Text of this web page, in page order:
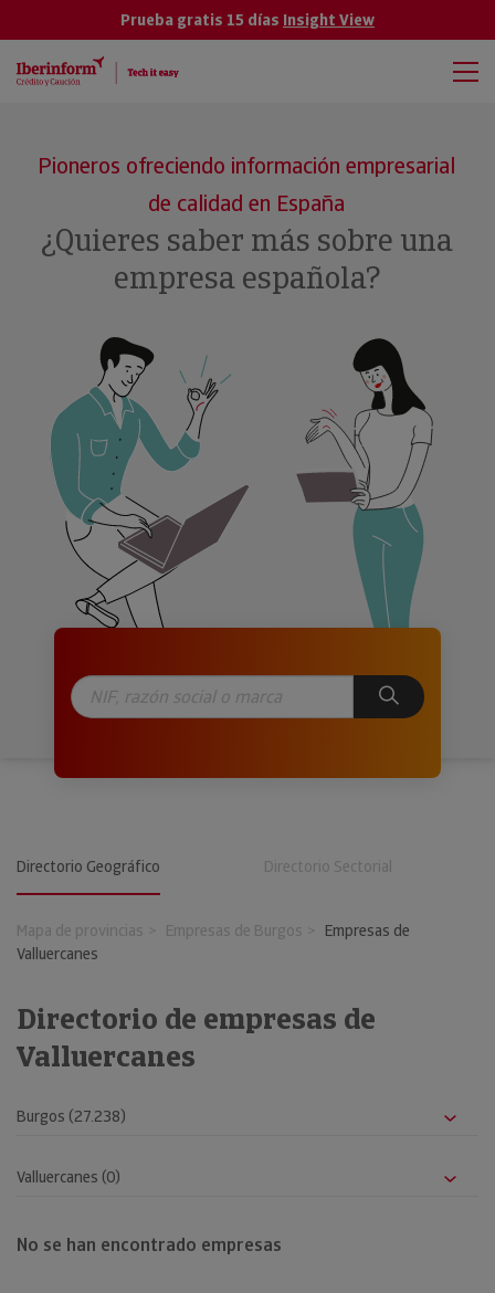
Prueba gratis 15 días Insight View
Pioneros ofreciendo información empresarial
de calidad en España
¿Quieres saber más sobre una
empresa española?
Directorio Geográfico Directorio Sectorial
Mapa de provincias Empresas de Burgos
Empresas de
Valluercanes
Directorio de empresas de
Valluercanes
No se han encontrado empresas